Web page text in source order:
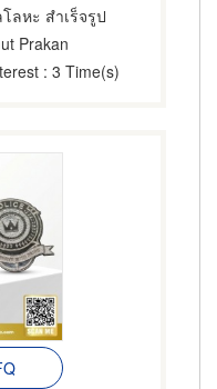
ลหะ สำเร็จรูป
Prakan
: 3 Time(s)